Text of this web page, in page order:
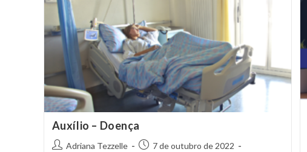
Auxílio – Doença
Adriana Tezzelle
7 de outubro de 2022